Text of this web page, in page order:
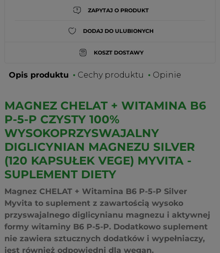
ZAPYTAJ O PRODUKT
DODAJ DO ULUBIONYCH
KOSZT DOSTAWY
Opis produktu Cechy produktu Opinie
MAGNEZ CHELAT + WITAMINA B6
P-5-P CZYSTY 100%
WYSOKOPRZYSWAJALNY
DIGLICYNIAN MAGNEZU SILVER
(120 KAPSUŁEK VEGE) MYVITA -
SUPLEMENT DIETY
Magnez CHELAT + Witamina B6 P-5-P Silver
Myvita to suplement z zawartością wysoko
przyswajalnego diglicynianu magnezu i aktywnej
formy witaminy B6 P-5-P. Dodatkowo suplement
nie zawiera sztucznych dodatków i wypełniaczy,
jest również odpowiedni dla wegan.